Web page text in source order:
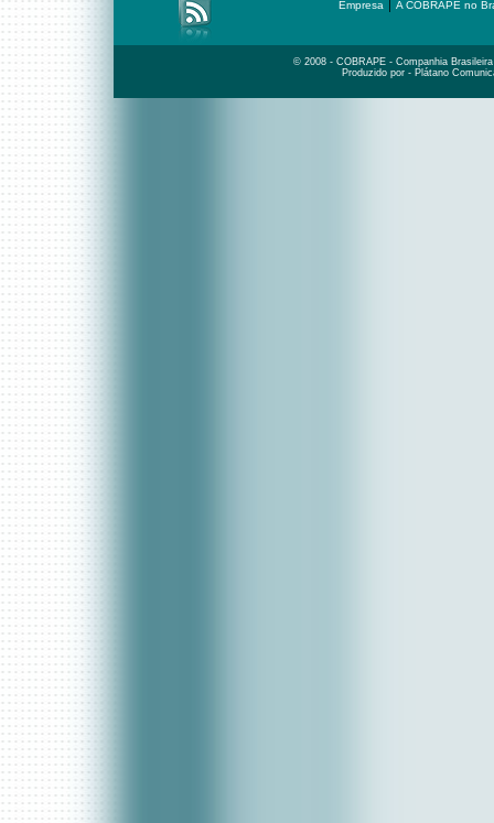
Empresa A COBRAPE no
© 2008 - COBRAPE - Companhia
Produzido por - Plátano